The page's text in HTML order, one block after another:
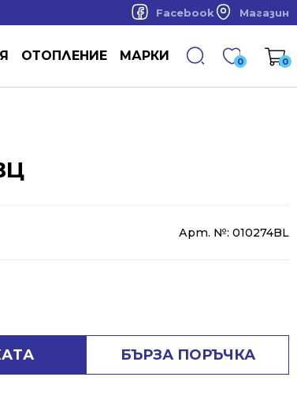
Facebook Магазин
ОТОПЛЕНИЕ МАРКИ 0 0
Арт. №: 010274BL
БЪРЗА ПОРЪЧКА